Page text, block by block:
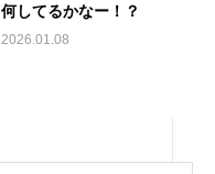
何してるかなー！？
2026.01.08